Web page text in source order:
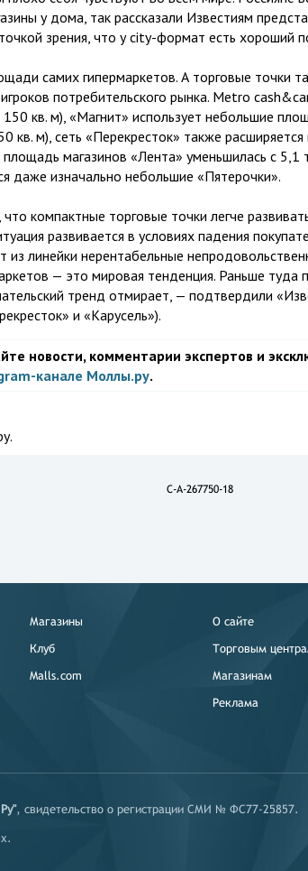
у дома, так рассказали Известиям
зрения, что у city-формат есть хороший
самих гипермаркетов. А торговые точки
потребительского рынка. Metro
кв. м), «Магнит» использует небольшие
кв. м), сеть «Перекресток» также
площадь магазинов «Лента» уменьшилась с
даже изначально небольшие «Пятерочки».
компактные торговые точки легче
развивается в условиях падения
из линейки нерентабельные
— это мировая тенденция. Раньше туда
тренд отмирает, — подтвердили
и «Карусель»).
новости, комментарии экспертов и
канале Моллы.ру.
C-A-267750-18
Магазины
Клуб
Malls.com
О сайте
Торговым
Магазинам
Реклама
, свидетельство о регистрации СМИ № ФС77-25857.
.